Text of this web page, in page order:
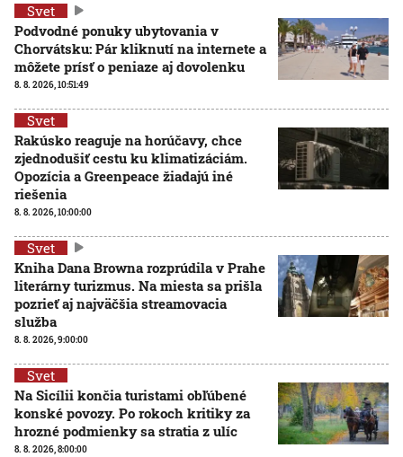
Svet
Podvodné ponuky ubytovania v
Chorvátsku: Pár kliknutí na internete a
môžete prísť o peniaze aj dovolenku
8. 8. 2026, 10:51:49
Svet
Rakúsko reaguje na horúčavy, chce
zjednodušiť cestu ku klimatizáciám.
Opozícia a Greenpeace žiadajú iné
riešenia
8. 8. 2026, 10:00:00
Svet
Kniha Dana Browna rozprúdila v Prahe
literárny turizmus. Na miesta sa prišla
pozrieť aj najväčšia streamovacia
služba
8. 8. 2026, 9:00:00
Svet
Na Sicílii končia turistami obľúbené
konské povozy. Po rokoch kritiky za
hrozné podmienky sa stratia z ulíc
8. 8. 2026, 8:00:00